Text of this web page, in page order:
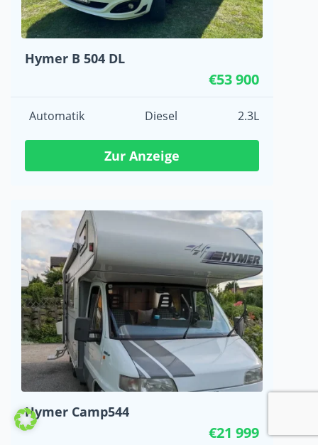
Hymer B 504 DL
€53 900
Automatik Diesel 2.3L
Zur Anzeige
Hymer Camp544
€21 999